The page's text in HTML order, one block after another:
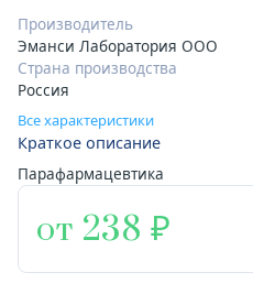
Производитель
Эманси Лаборатория ООО
Страна производства
Россия
Все характеристики
Краткое описание
Парафармацевтика
от 238